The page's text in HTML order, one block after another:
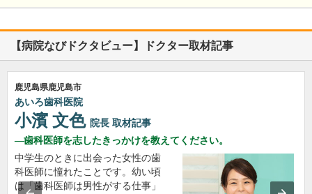
【病院なびドクタビュー】ドクター取材記事
鹿児島県鹿児島市
あいろ歯科医院
小濱 文色 院長 取材記事
歯科医師を志したきっかけを教えてください。
中学生のときに出会った女性の歯
科医師に憧れたことです。幼い頃
は「歯科医師は男性がする仕事」